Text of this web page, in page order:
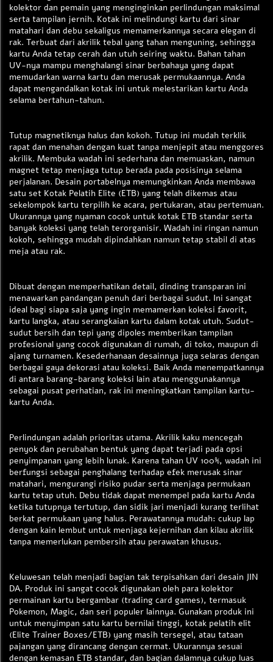
kolektor dan pemain yang menginginkan perlindungan maksimal
serta tampilan jernih. Kotak ini melindungi kartu dari sinar
matahari dan debu sekaligus memamerkannya secara elegan di
rak. Terbuat dari akrilik tebal yang tahan menguning, sehingga
kartu Anda tetap cerah dan utuh seiring waktu. Bahan tahan
UV-nya mampu menghalangi sinar berbahaya yang dapat
memudarkan warna kartu dan merusak permukaannya. Anda
dapat mengandalkan kotak ini untuk melestarikan kartu Anda
selama bertahun-tahun.
Tutup magnetiknya halus dan kokoh. Tutup ini mudah terklik
rapat dan menahan dengan kuat tanpa menjepit atau menggores
akrilik. Membuka wadah ini sederhana dan memuaskan, namun
magnet tetap menjaga tutup berada pada posisinya selama
perjalanan. Desain portabelnya memungkinkan Anda membawa
satu set Kotak Pelatih Elite (ETB) yang telah dikemas atau
sekelompok kartu terpilih ke acara, pertukaran, atau pertemuan.
Ukurannya yang nyaman cocok untuk kotak ETB standar serta
banyak koleksi yang telah terorganisir. Wadah ini ringan namun
kokoh, sehingga mudah dipindahkan namun tetap stabil di atas
meja atau rak.
Dibuat dengan memperhatikan detail, dinding transparan ini
menawarkan pandangan penuh dari berbagai sudut. Ini sangat
ideal bagi siapa saja yang ingin memamerkan koleksi favorit,
kartu langka, atau serangkaian kartu dalam kotak utuh. Sudut-
sudut bersih dan tepi yang dipoles memberikan tampilan
profesional yang cocok digunakan di rumah, di toko, maupun di
ajang turnamen. Kesederhanaan desainnya juga selaras dengan
berbagai gaya dekorasi atau koleksi. Baik Anda menempatkannya
di antara barang-barang koleksi lain atau menggunakannya
sebagai pusat perhatian, rak ini meningkatkan tampilan kartu-
kartu Anda.
Perlindungan adalah prioritas utama. Akrilik kaku mencegah
penyok dan perubahan bentuk yang dapat terjadi pada opsi
penyimpanan yang lebih lunak. Karena tahan UV 100%, wadah ini
berfungsi sebagai penghalang terhadap efek merusak sinar
matahari, mengurangi risiko pudar serta menjaga permukaan
kartu tetap utuh. Debu tidak dapat menempel pada kartu Anda
ketika tutupnya tertutup, dan sidik jari menjadi kurang terlihat
berkat permukaan yang halus. Perawatannya mudah: cukup lap
dengan kain lembut untuk menjaga kejernihan dan kilau akrilik
tanpa memerlukan pembersih atau perawatan khusus.
Keluwesan telah menjadi bagian tak terpisahkan dari desain JIN
DA. Produk ini sangat cocok digunakan oleh para kolektor
permainan kartu bergambar (trading card games), termasuk
Pokemon, Magic, dan seri populer lainnya. Gunakan produk ini
untuk menyimpan satu kartu bernilai tinggi, kotak pelatih elit
(Elite Trainer Boxes/ETB) yang masih tersegel, atau tataan
pajangan yang dirancang dengan cermat. Ukurannya sesuai
dengan kemasan ETB standar, dan bagian dalamnya cukup luas